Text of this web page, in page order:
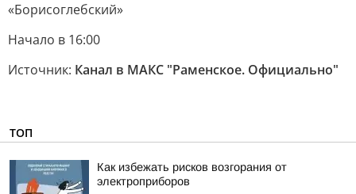
«Борисоглебский»
Начало в 16:00
Источник: Канал в МАКС "Раменское. Официально"
ТОП
Как избежать рисков возгорания от
электроприборов